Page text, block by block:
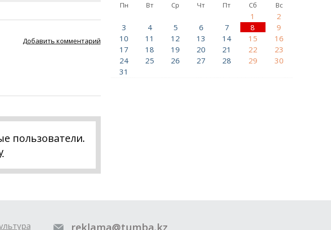
Добавить комментарий
пользователи.
Пн Вт Ср Чт Пт Сб Вс
1
2
3
4 5 6 7 8
9
10
11 12 13 14 15
16
17
18 19 20 21 22
23
24
25 26 27 28 29
30
31
reklama@tumba.kz